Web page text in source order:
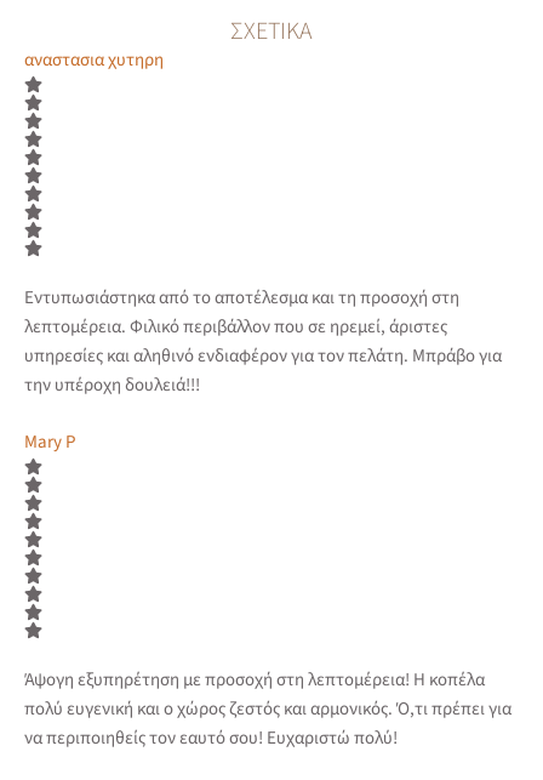
ΣΧΕΤΙΚΆ
αναστασια χυτηρη
Εντυπωσιάστηκα από το αποτέλεσμα και τη προσοχή στη
λεπτομέρεια. Φιλικό περιβάλλον που σε ηρεμεί, άριστες
υπηρεσίες και αληθινό ενδιαφέρον για τον πελάτη. Μπράβο για
την υπέροχη δουλειά!!!
Mary P
Άψογη εξυπηρέτηση με προσοχή στη λεπτομέρεια! Η κοπέλα
πολύ ευγενική και ο χώρος ζεστός και αρμονικός. Ό,τι πρέπει για
να περιποιηθείς τον εαυτό σου! Ευχαριστώ πολύ!